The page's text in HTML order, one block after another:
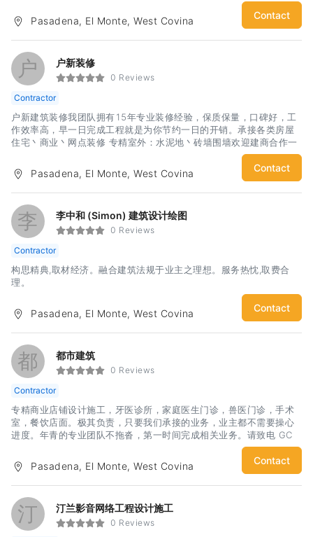
Pasadena, El Monte, West Covina Contact
户 户新装修
0 Reviews
Contractor
户新建筑装修我团队拥有15年专业装修经验，保质保量，口碑好，工
作效率高，早一日完成工程就是为你节约一日的开销。承接各类房屋
住宅丶商业丶网点装修 专精室外：水泥地丶砖墙围墙欢迎建商合作一
个电话免费上门估价我们还有一个其他装修公司少有的绝对优势，欢
迎来电询问
Pasadena, El Monte, West Covina Contact
李 李中和 (Simon) 建筑设计绘图
0 Reviews
Contractor
构思精典,取材经济。融合建筑法规于业主之理想。服务热忱,取费合
理。
Pasadena, El Monte, West Covina Contact
都 都市建筑
0 Reviews
Contractor
专精商业店铺设计施工，牙医诊所，家庭医生门诊，兽医门诊，手术
室，餐饮店面。极其负责，只要我们承接的业务，业主都不需要操心
进度。年青的专业团队不拖沓，第一时间完成相关业务。请致电 GC
Pasadena, El Monte, West Covina Contact
汀 汀兰影音网络工程设计施工
0 Reviews